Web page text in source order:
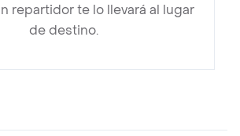
repartidor te lo llevará al lugar
de destino.